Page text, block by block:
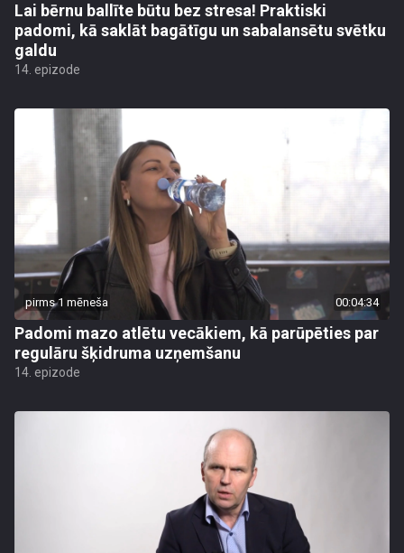
Lai bērnu ballīte būtu bez stresa! Praktiski
padomi, kā saklāt bagātīgu un sabalansētu svētku
galdu
14. epizode
pirms 1 mēneša 00:04:34
Padomi mazo atlētu vecākiem, kā parūpēties par
regulāru šķidruma uzņemšanu
14. epizode